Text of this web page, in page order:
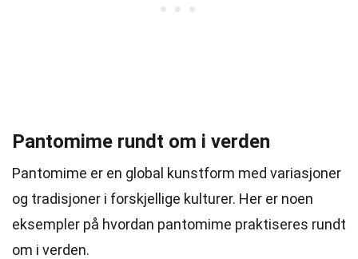
Pantomime rundt om i verden
Pantomime er en global kunstform med variasjoner
og tradisjoner i forskjellige kulturer. Her er noen
eksempler på hvordan pantomime praktiseres rundt
om i verden.